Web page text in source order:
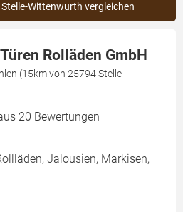
Wittenwurth vergleichen
Rolläden GmbH
(15km von 25794 Stelle-
20 Bewertungen
Jalousien, Markisen,